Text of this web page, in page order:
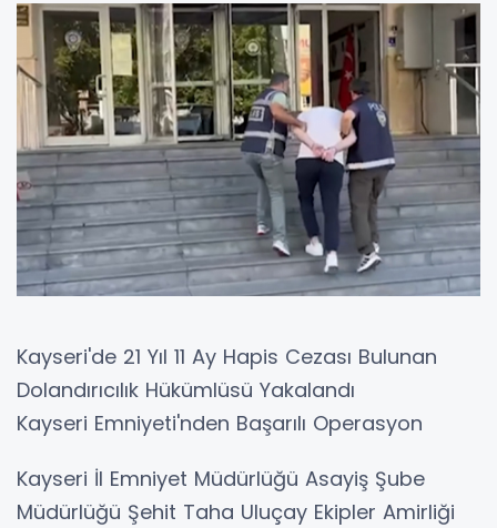
Kayseri'de 21 Yıl 11 Ay Hapis Cezası Bulunan
Dolandırıcılık Hükümlüsü Yakalandı
Kayseri Emniyeti'nden Başarılı Operasyon
Kayseri İl Emniyet Müdürlüğü Asayiş Şube
Müdürlüğü Şehit Taha Uluçay Ekipler Amirliği